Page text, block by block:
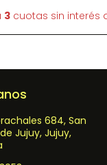
3 cuotas sin interés
684, San
Jujuy, Jujuy,